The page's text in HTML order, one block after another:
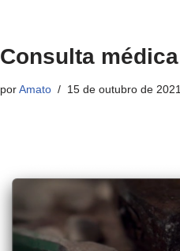
Consulta médica
porAmato 15 de outubro de 2021